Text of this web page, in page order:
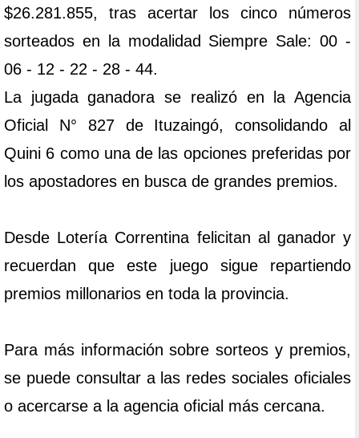
$26.281.855, tras acertar los cinco números
sorteados en la modalidad Siempre Sale: 00 -
06 - 12 - 22 - 28 - 44.
La jugada ganadora se realizó en la Agencia
Oficial N° 827 de Ituzaingó, consolidando al
Quini 6 como una de las opciones preferidas por
los apostadores en busca de grandes premios.
Desde Lotería Correntina felicitan al ganador y
recuerdan que este juego sigue repartiendo
premios millonarios en toda la provincia.
Para más información sobre sorteos y premios,
se puede consultar a las redes sociales oficiales
o acercarse a la agencia oficial más cercana.